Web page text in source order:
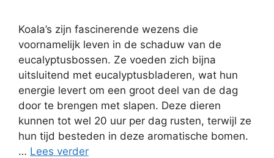
Koala’s zijn fascinerende wezens die
voornamelijk leven in de schaduw van de
eucalyptusbossen. Ze voeden zich bijna
uitsluitend met eucalyptusbladeren, wat hun
energie levert om een groot deel van de dag
door te brengen met slapen. Deze dieren
kunnen tot wel 20 uur per dag rusten, terwijl ze
hun tijd besteden in deze aromatische bomen.
… Lees verder